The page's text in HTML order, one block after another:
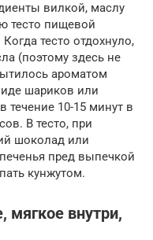
вилкой, маслу
тесто пищевой
тесто отдохнуло,
(поэтому здесь не
ароматом
шариков или
течение 10-15 минут в
В тесто, при
шоколад или
пред выпечкой
кунжутом.
мягкое внутри,